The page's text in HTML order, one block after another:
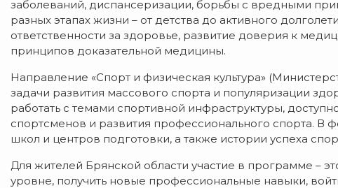
заболеваний, диспансеризации, борьбы с вредными
разных этапах жизни – от детства до активного
ответственности за здоровье, развитие доверия к
принципов доказательной медицины.
Направление «Спорт и физическая культура»
задачи развития массового спорта и популяризации
работать с темами спортивной инфраструктуры,
спортсменов и развития профессионального спорта. В
школ и центров подготовки, а также истории успеха
Для жителей Брянской области участие в программе –
уровне, получить новые профессиональные навыки,